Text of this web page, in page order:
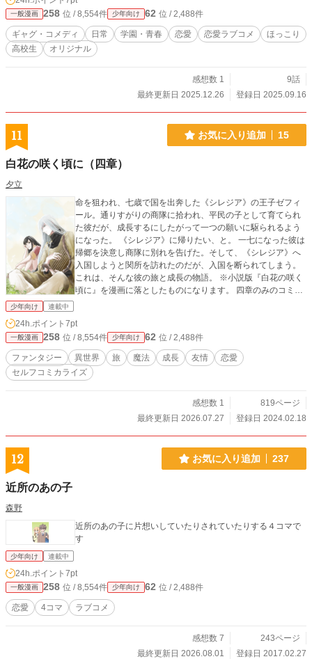
一般漫画 258 位 / 8,554件 少年向け 62 位 / 2,488件
ギャグ・コメディ 日常 学園・青春 恋愛 恋愛ラブコメ
ほっこり
高校生
オリジナル
感想数 1
9話
最終更新日 2025.12.26
登録日 2025.09.16
11 お気に入り追加 15
白花の咲く頃に（四章）
夕立
命を狙われ、七歳で国を出奔した《シレジア》の王子ゼフィ
ール。通りすがりの商隊に拾われ、平民の子として育てられ
た彼だが、成長するにしたがって一つの願いに駆られるよう
になった。 《シレジア》に帰りたい、と。 一七になった彼は
帰郷を決意し商隊に別れを告げた。そして、《シレジア》へ
入国しようと関所を訪れたのだが、入国を断られてしまう。
これは、そんな彼の旅と成長の物語。 ※小説版『白花の咲く
頃に』を漫画に落としたものになります。 四章のみのコミカ
l/351424555/397851850 小説家になろう版： https://ncode.s
yosetu.com/n0062cw/
少年向け 連載中
24h.ポイント 7pt
一般漫画 258 位 / 8,554件 少年向け 62 位 / 2,488件
ファンタジー 異世界 旅 魔法 成長 友情
恋愛
セルフコミカライズ
感想数 1
819ページ
最終更新日 2026.07.27
登録日 2024.02.18
12 お気に入り追加 237
近所のあの子
森野
近所のあの子に片想いしていたりされていたりする４コマで
す
少年向け 連載中
24h.ポイント 7pt
一般漫画 258 位 / 8,554件 少年向け 62 位 / 2,488件
恋愛 4コマ ラブコメ
感想数 7
243ページ
最終更新日 2026.08.01
登録日 2017.02.27